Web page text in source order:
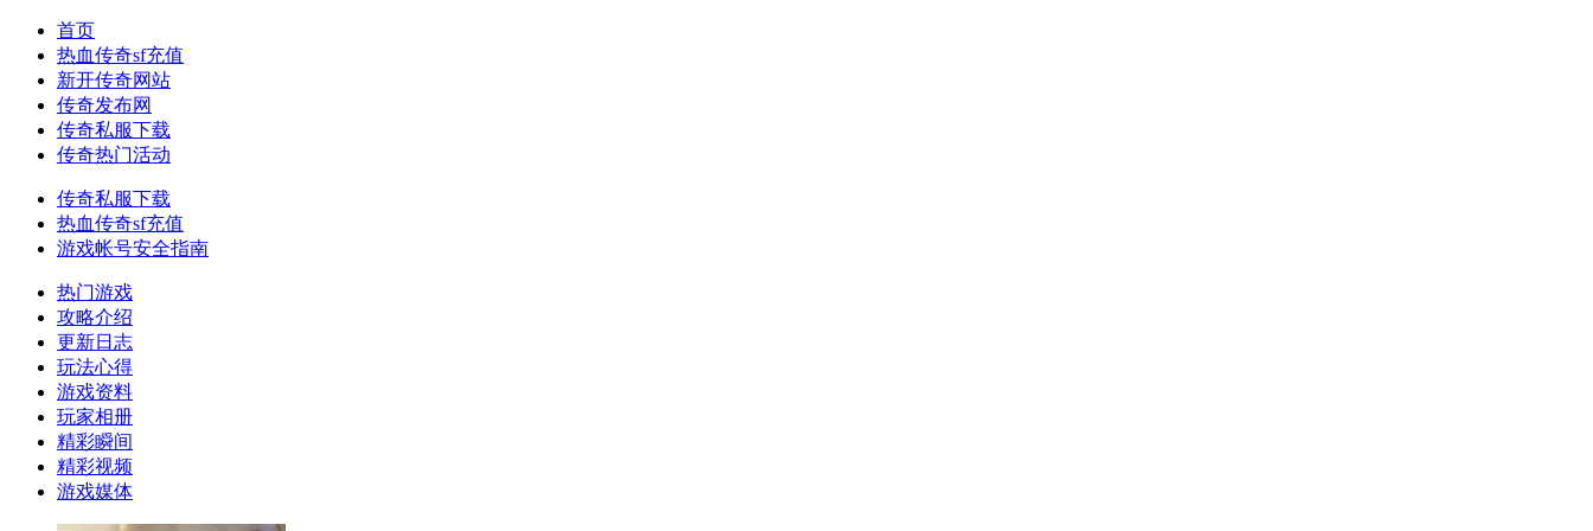
首页
热血传奇sf充值
新开传奇网站
传奇发布网
传奇私服下载
传奇热门活动
传奇私服下载
热血传奇sf充值
游戏帐号安全指南
热门游戏
攻略介绍
更新日志
玩法心得
游戏资料
玩家相册
精彩瞬间
精彩视频
游戏媒体